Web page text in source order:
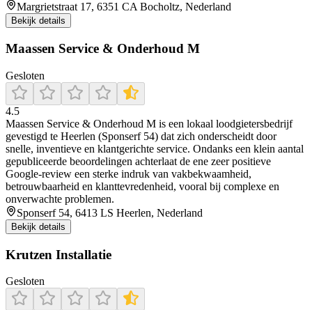
Margrietstraat 17, 6351 CA Bocholtz, Nederland
Bekijk details
Maassen Service & Onderhoud M
Gesloten
4.5
Maassen Service & Onderhoud M is een lokaal loodgietersbedrijf
gevestigd te Heerlen (Sponserf 54) dat zich onderscheidt door
snelle, inventieve en klantgerichte service. Ondanks een klein aantal
gepubliceerde beoordelingen achterlaat de ene zeer positieve
Google-review een sterke indruk van vakbekwaamheid,
betrouwbaarheid en klanttevredenheid, vooral bij complexe en
onverwachte problemen.
Sponserf 54, 6413 LS Heerlen, Nederland
Bekijk details
Krutzen Installatie
Gesloten